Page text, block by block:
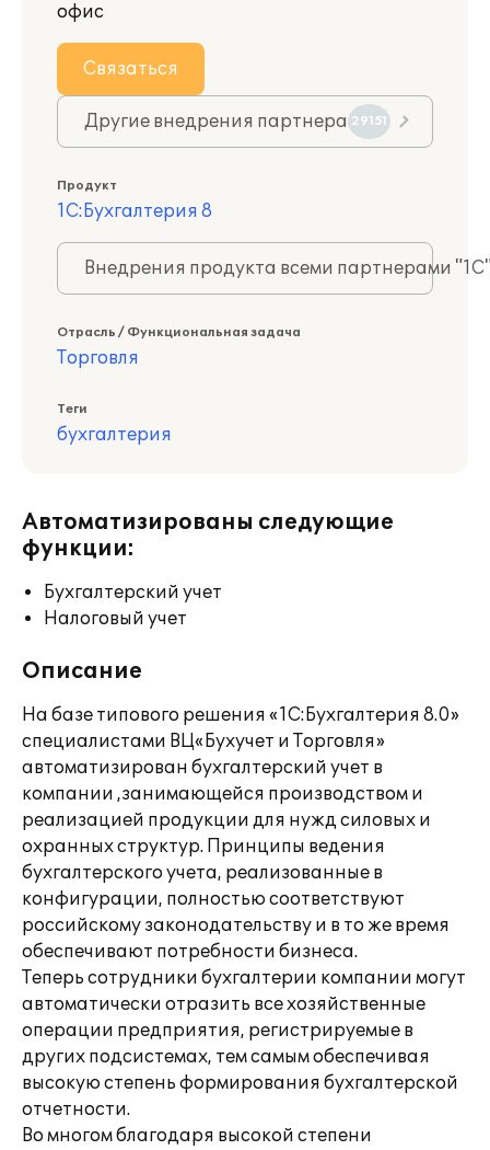
офис
Связаться
Другие внедрения партнера 29151
Продукт
1С:Бухгалтерия 8
Внедрения продукта всеми партнерами
Отрасль / Функциональная задача
Торговля
Теги
бухгалтерия
Автоматизированы следующие
функции:
Бухгалтерский учет
Налоговый учет
Описание
На базе типового решения «1С:Бухгалтерия 8.0»
специалистами ВЦ«Бухучет и Торговля»
автоматизирован бухгалтерский учет в
компании ,занимающейся производством и
реализацией продукции для нужд силовых и
охранных структур. Принципы ведения
бухгалтерского учета, реализованные в
конфигурации, полностью соответствуют
российскому законодательству и в то же время
обеспечивают потребности бизнеса.
Теперь сотрудники бухгалтерии компании могут
автоматически отразить все хозяйственные
операции предприятия, регистрируемые в
других подсистемах, тем самым обеспечивая
высокую степень формирования бухгалтерской
отчетности.
Во многом благодаря высокой степени